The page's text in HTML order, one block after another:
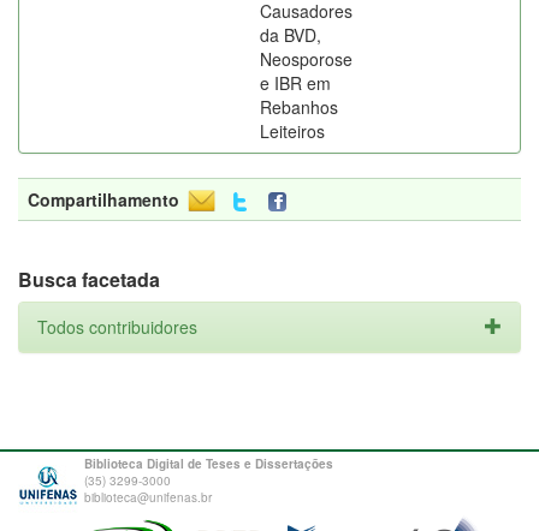
Causadores
da BVD,
Neosporose
e IBR em
Rebanhos
Leiteiros
Compartilhamento
Busca facetada
Todos contribuidores
Biblioteca Digital de Teses e Dissertações
(35) 3299-3000
biblioteca@unifenas.br